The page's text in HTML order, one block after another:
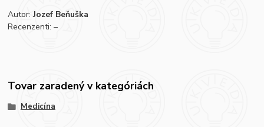
Autor: Jozef Beňuška
Recenzenti: –
Tovar zaradený v kategóriách
Medicína